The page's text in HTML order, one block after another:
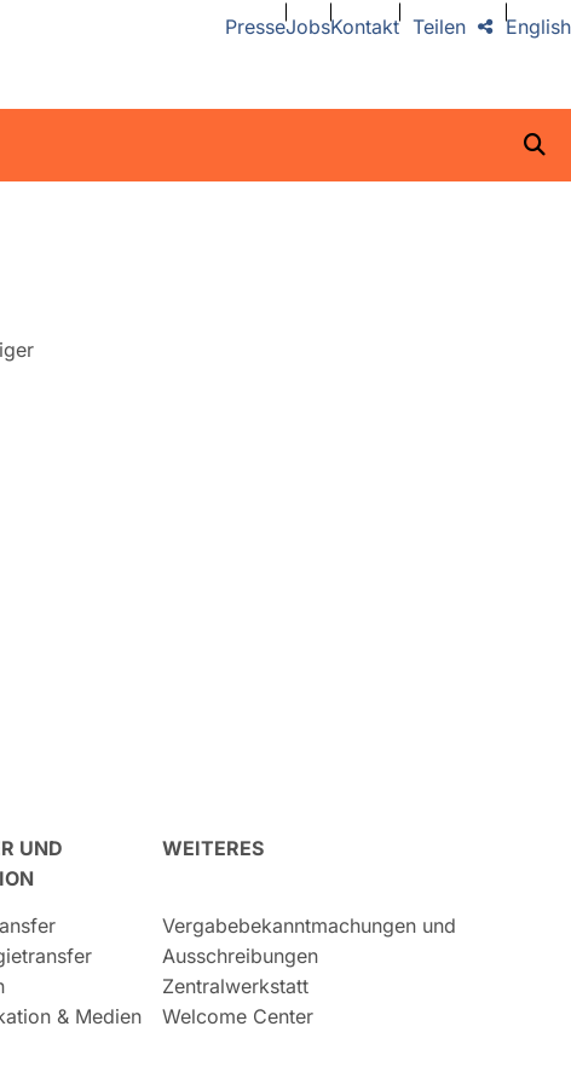
PresseJobsKontakt English
Teilen
UND
& Medien
WEITERES
Vergabebekanntmachungen und
Ausschreibungen
Zentralwerkstatt
Welcome Center